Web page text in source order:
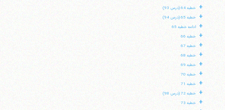
+ خطبه 64 (درس 93)
+ خطبه 65 (درس 94)
+ ادامه خطبه 65
+ خطبه 66
+ خطبه 67
+ خطبه 68
+ خطبه 69
+ خطبه 70
+ خطبه 71
+ خطبه 72 (درس 98)
+ خطبه 73